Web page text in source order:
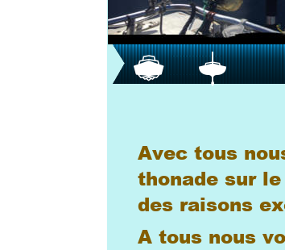
Avec tous
thonade sur
des raisons
A tous nous